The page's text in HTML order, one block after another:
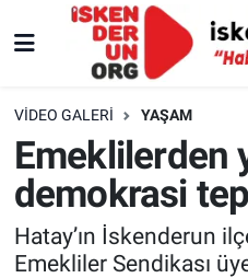
VIDEO GALERI YAŞAM
Emeklilerden
demokrasi
Hatay’ın İskenderun
Emekliler Sendikası